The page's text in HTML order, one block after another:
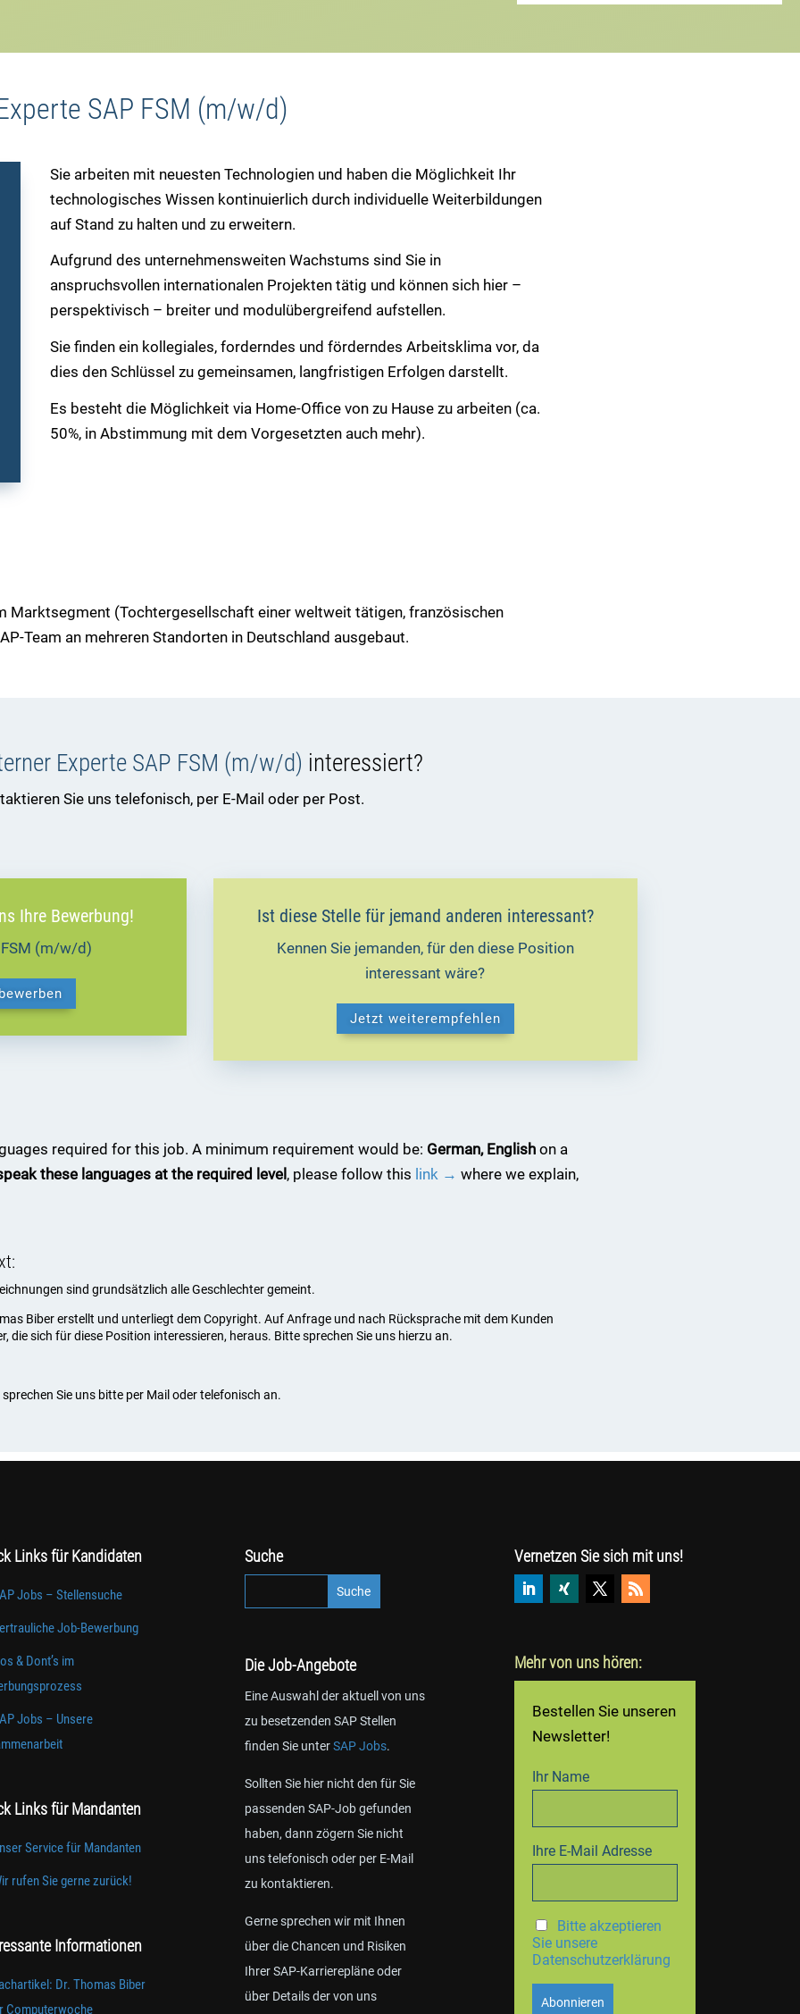
SAP FSM (m/w/d)
Sie arbeiten mit neuesten Technologien und haben die Möglichkeit Ihr
technologisches Wissen kontinuierlich durch individuelle Weiterbildungen
auf Stand zu halten und zu erweitern.
Aufgrund des unternehmensweiten Wachstums sind Sie in
anspruchsvollen internationalen Projekten tätig und können sich hier –
perspektivisch – breiter und modulübergreifend aufstellen.
Sie finden ein kollegiales, forderndes und förderndes Arbeitsklima vor, da
dies den Schlüssel zu gemeinsamen, langfristigen Erfolgen darstellt.
Es besteht die Möglichkeit via Home-Office von zu Hause zu arbeiten (ca.
50%, in Abstimmung mit dem Vorgesetzten auch mehr).
Marktsegment (Tochtergesellschaft einer weltweit tätigen, französischen
Team an mehreren Standorten in Deutschland ausgebaut.
Experte SAP FSM (m/w/d) interessiert?
Sie uns telefonisch, per E-Mail oder per Post.
Ihre Bewerbung!
(m/w/d)
Ist diese Stelle für jemand anderen interessant?
Kennen Sie jemanden, für den diese Position
interessant wäre?
Jetzt weiterempfehlen
required for this job. A minimum requirement would be: German, English on a
these languages at the required level , please follow this link → where we explain,
sind grundsätzlich alle Geschlechter gemeint.
Biber erstellt und unterliegt dem Copyright. Auf Anfrage und nach Rücksprache mit dem Kunden
die sich für diese Position interessieren, heraus. Bitte sprechen Sie uns hierzu an.
Sie uns bitte per Mail oder telefonisch an.
Links für Kandidaten
Jobs – Stellensuche
Job-Bewerbung
& Dont’s im
Jobs – Unsere
Links für Mandanten
Service für Mandanten
rufen Sie gerne zurück!
Informationen
Dr. Thomas Biber
Computerwoche
Suche
Die Job-Angebote
Eine Auswahl der aktuell von uns
zu besetzenden SAP Stellen
finden Sie unterSAP Jobs.
Sollten Sie hier nicht den für Sie
passenden SAP-Job gefunden
haben, dann zögern Sie nicht
uns telefonisch oder per E-Mail
zu kontaktieren.
Gerne sprechen wir mit Ihnen
über die Chancen und Risiken
Ihrer SAP-Karrierepläne oder
über Details der von uns
Vernetzen Sie sich mit uns!
Mehr von uns hören:
Bestellen Sie unseren
Newsletter!
Ihr Name
Ihre E-Mail Adresse
Bitte akzeptieren
Sie unsere
Datenschutzerklärung